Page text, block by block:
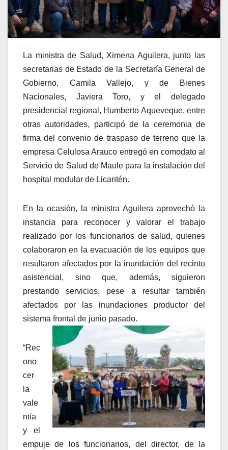
La ministra de Salud, Ximena Aguilera, junto las
secretarias de Estado de la Secretaría General de
Gobierno, Camila Vallejo, y de Bienes
Nacionales, Javiera Toro, y el delegado
presidencial regional, Humberto Aqueveque, entre
otras autoridades, participó de la ceremonia de
firma del convenio de traspaso de terreno que la
empresa Celulosa Arauco entregó en comodato al
Servicio de Salud de Maule para la instalación del
hospital modular de Licantén.
En la ocasión, la ministra Aguilera aprovechó la
instancia para reconocer y valorar el trabajo
realizado por los funcionarios de salud, quienes
colaboraron en la evacuación de los equipos que
resultaron afectados por la inundación del recinto
asistencial, sino que, además, siguieron
prestando servicios, pese a resultar también
afectados por las inundaciones productor del
sistema frontal de junio pasado.
“Rec
ono
cer
la
vale
ntía
y el
empuje de los funcionarios, del director, de la